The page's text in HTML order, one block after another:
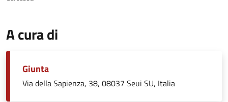
A cura di
Giunta
Via della Sapienza, 38, 08037 Seui SU, Italia